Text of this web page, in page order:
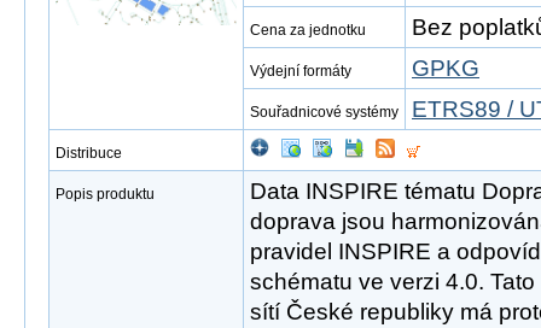
Cena za jednotku Bez
Výdejní formáty GPKG
Souřadnicové systémy ETRS89 /
Distribuce
Popis produktu
Data INSPIRE tématu
doprava jsou
pravidel INSPIRE a
schématu ve verzi 4.0.
sítí České republiky má